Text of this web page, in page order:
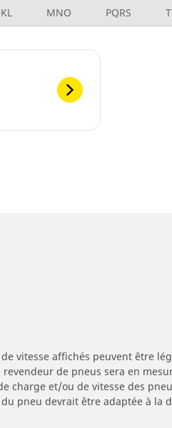
MNO PQRS
vitesse affichés peuvent être
de pneus sera en
charge et/ou de vitesse des
pneu devrait être adaptée à la